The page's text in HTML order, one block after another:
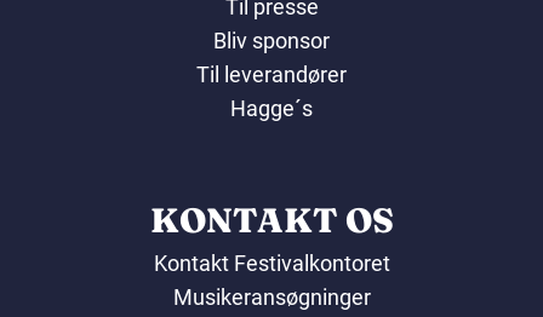
Til presse
Bliv sponsor
Til leverandører
Hagge´s
KONTAKT OS
Kontakt Festivalkontoret
Musikeransøgninger